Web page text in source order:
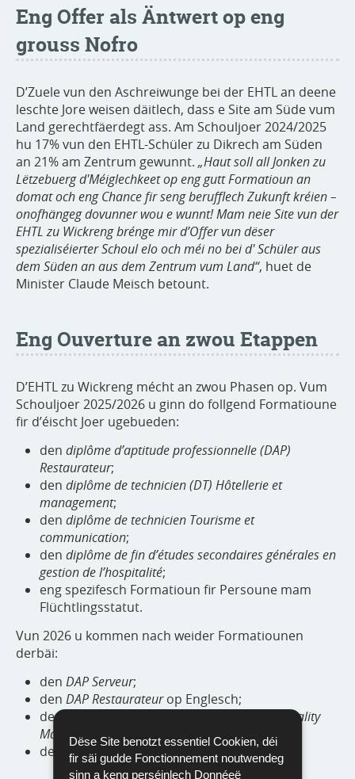
Dëse Site benotzt essentiel Cookien, déi
fir säi gudde Fonctionnement noutwendeg
sinn a keng perséinlech Donnéeë
Eng Offer als Äntwert op eng
grouss Nofro
D’Zuele vun den Aschreiwunge bei der EHTL an deene
leschte Jore weisen däitlech, dass e Site am Süde vum
Land gerechtfäerdegt ass. Am Schouljoer 2024/2025
hu 17% vun den EHTL-Schüler zu Dikrech am Süden
an 21% am Zentrum gewunnt. „Haut soll all Jonken zu
Lëtzebuerg d'Méiglechkeet op eng gutt Formatioun an
domat och eng Chance fir seng berufflech Zukunft kréien –
onofhängeg dovunner wou e wunnt! Mam neie Site vun der
EHTL zu Wickreng brénge mir d’Offer vun dëser
spezialiséierter Schoul elo och méi no bei d' Schüler aus
dem Süden an aus dem Zentrum vum Land“, huet de
Minister Claude Meisch betount.
Eng Ouverture an zwou Etappen
D’EHTL zu Wickreng mécht an zwou Phasen op. Vum
Schouljoer 2025/2026 u ginn do follgend Formatioune
fir d’éischt Joer ugebueden:
den diplôme d’aptitude professionnelle (DAP)
Restaurateur;
den diplôme de technicien (DT) Hôtellerie et
management;
den diplôme de technicien Tourisme et
communication;
den diplôme de fin d’études secondaires générales en
gestion de l’hospitalité;
eng spezifesch Formatioun fir Persoune mam
Flüchtlingsstatut.
Vun 2026 u kommen nach weider Formatiounen
derbäi:
den DAP Serveur;
den DAP Restaurateurop Englesch;
deBrevet de Technicien Supérieur (BTS) Hospitality
Management
de
BTS Tourisme et communication.